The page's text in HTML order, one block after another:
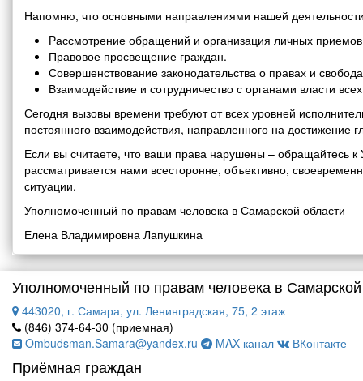
Напомню, что основными направлениями нашей
Рассмотрение обращений и организация личных
Правовое просвещение граждан.
Совершенствование законодательства о правах и
Взаимодействие и сотрудничество с органами власти
Сегодня вызовы времени требуют от всех уровней
постоянного взаимодействия, направленного на
Если вы считаете, что ваши права нарушены – обращайтесь
рассматривается нами всесторонне, объективно,
ситуации.
Уполномоченный по правам человека в Самарской области
Елена Владимировна Лапушкина
Уполномоченный по правам человека в
443020, г. Самара, ул. Ленинградская, 75, 2 этаж
(846) 374-64-30 (приемная)
Ombudsman.Samara@yandex.ru
MAX канал ВКонтакте
Приёмная граждан